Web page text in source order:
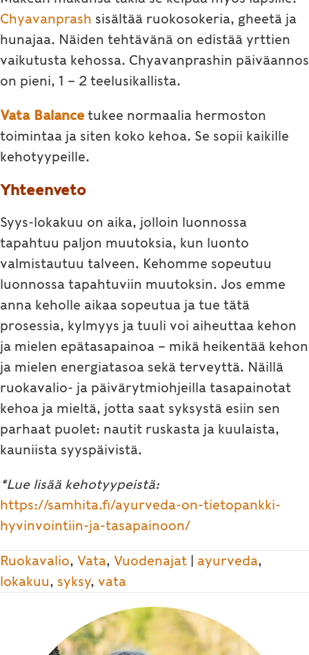
Chyavanprash sisältää ruokosokeria, gheetä ja
hunajaa. Näiden tehtävänä on edistää yrttien
vaikutusta kehossa. Chyavanprashin päiväannos
on pieni, 1 – 2 teelusikallista.
Vata Balance tukee normaalia hermoston
toimintaa ja siten koko kehoa. Se sopii kaikille
kehotyypeille.
Yhteenveto
Syys-lokakuu on aika, jolloin luonnossa
tapahtuu paljon muutoksia, kun luonto
valmistautuu talveen. Kehomme sopeutuu
luonnossa tapahtuviin muutoksin. Jos emme
anna keholle aikaa sopeutua ja tue tätä
prosessia, kylmyys ja tuuli voi aiheuttaa kehon
ja mielen epätasapainoa – mikä heikentää kehon
ja mielen energiatasoa sekä terveyttä. Näillä
ruokavalio- ja päivärytmiohjeilla tasapainotat
kehoa ja mieltä, jotta saat syksystä esiin sen
parhaat puolet: nautit ruskasta ja kuulaista,
kauniista syyspäivistä.
*Lue lisää kehotyypeistä:
https://samhita.fi/ayurveda-on-tietopankki-
hyvinvointiin-ja-tasapainoon/
Ruokavalio, Vata, Vuodenajat ayurveda,
lokakuu, syksy, vata